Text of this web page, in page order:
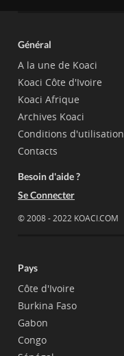
Général
A la une de Koaci
Koaci Côte d'Ivoire
Koaci Afrique
Archives Koaci
Conditions d'utilisation
Contacts
Besoin d'aide ?
Se Connecter
© 2008 - 2022 KOACI.COM
Pays
Côte d'Ivoire
Burkina Faso
Gabon
Congo